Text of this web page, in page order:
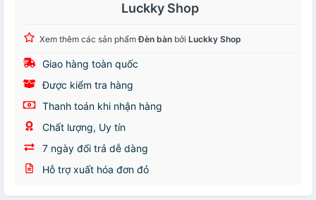
Luckky Shop
Xem thêm các sản phẩmĐèn bàn bởi Luckky Shop
Giao hàng toàn quốc
Được kiểm tra hàng
Thanh toán khi nhận hàng
Chất lượng, Uy tín
7 ngày đổi trả dễ dàng
Hỗ trợ xuất hóa đơn đỏ